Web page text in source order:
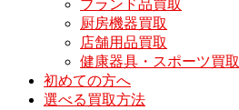
ブランド品買取
厨房機器買取
店舗用品買取
健康器具・スポーツ買取
初めての方へ
選べる買取方法